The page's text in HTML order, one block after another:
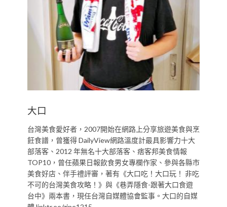
大口
台灣美食愛好者，2007開始在網路上分享旅遊美食與烹
飪食譜，曾獲得 DailyView網路溫度計最具影響力十大
部落客、2012 年無名十大部落客、痞客邦美食情報
TOP10，曾任蘋果日報飲食男女專欄作家、參與各縣市
美食好店、伴手禮評審，著有《大口吃！大口玩！ 非吃
不可的台灣美食攻略！》與《巷弄隱食-跟著大口食遊
台中》兩本書，現任台灣自媒體協會監事。大口的自媒